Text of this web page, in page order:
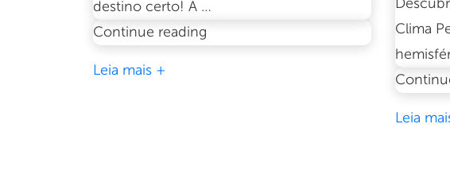
destino certo! A …
Continue reading
Leia mais +
Clima
Leia